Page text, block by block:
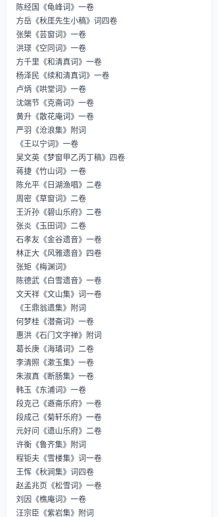
陈经国《龟峰词》一卷
方岳《秋厓先生小稿》词四卷
张榘《芸窗词》一卷
洪瑹《空同词》一卷
方千里《和清真词》一卷
杨泽民《续和清真词》一卷
卢炳《哄堂词》一卷
沈端节《克斋词》一卷
黄升《散花庵词》一卷
严羽《沧浪集》附词
《王以宁词》一卷
吴文英《梦窗甲乙丙丁稿》四卷
蒋捷《竹山词》一卷
陈允平《日湖渔唱》二卷
周密《草窗词》二卷
王沂孙《碧山乐府》二卷
张炎《玉田词》二卷
石孝友《金谷遗音》一卷
林正大《风雅遗音》四卷
张矩《梅渊词》
陈德武《白雪遗音》一卷
文天祥《文山集》词一卷
《王鼎翁遗集》附词
何梦桂《潜斋词》一卷
惠洪《石门文字禅》附词
葛长庚《海璚词》二卷
李清照《漱玉集》一卷
朱淑真《断肠集》一卷
韩玉《东浦词》一卷
段克己《遯斋乐府》一卷
段成己《菊轩乐府》一卷
元好问《遗山乐府》二卷
许衡《鲁齐集》附词
程钜夫《雪楼集》词一卷
王恽《秋涧集》词四卷
赵孟兆页《松雪词》一卷
刘因《樵庵词》一卷
汪宗臣《紫岩集》附词